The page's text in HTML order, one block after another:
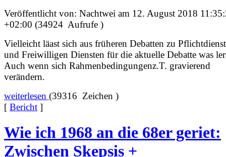
Veröffentlicht von: Nachtwei am 12. August 2018
+02:00 (34924 Aufrufe )
Vielleicht läast sich aus früheren Debatten zu
und Freiwilligen Diensten für die aktuelle Debatte was
Auch wenn sich Rahmenbedingungenz.T. gravierend
verändern.
weiterlesen (39316 Zeichen )
[ Bericht ]
Wie ich 1968 an die 68er geriet:
Zwischen Skepsis +